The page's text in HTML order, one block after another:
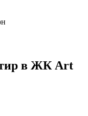
в ЖК Art